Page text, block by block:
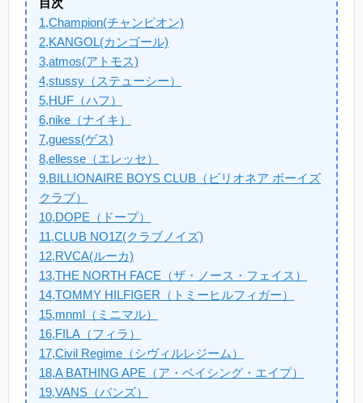
1,Champion(チャンピオン)
2,KANGOL(カンゴール)
3,atmos(アトモス)
4,stussy（ステューシー）
5,HUF（ハフ）
6,nike（ナイキ）
7,guess(ゲス)
8,ellesse（エレッセ）
9,BILLIONAIRE BOYS CLUB（ビリオネア ボーイズ
クラブ）
10,DOPE（ドープ）
11,CLUB NO1Z(クラブノイズ)
12,RVCA(ルーカ)
13,THE NORTH FACE（ザ・ノース・フェイス）
14,TOMMY HILFIGER（トミーヒルフィガー）
15,mnml（ミニマル）
16,FILA（フィラ）
17,Civil Regime（シヴィルレジーム）
18,A BATHING APE（ア・ベイシング・エイプ）
19,VANS（バンズ）